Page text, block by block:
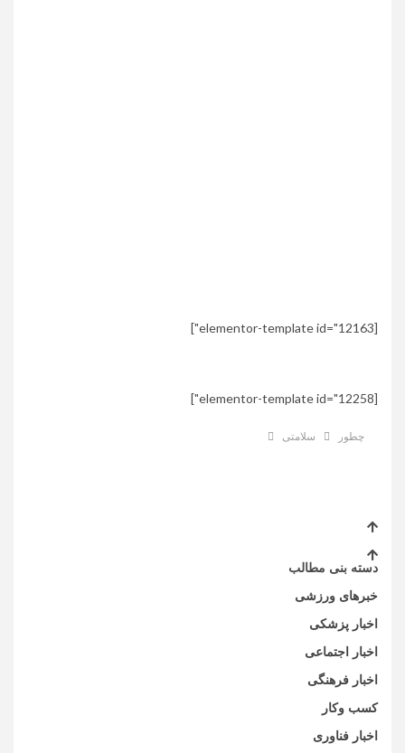
[elementor-template id="12163"]
[elementor-template id="12258"]
چطور سلامتی
دسته بنی مطالب
خبرهای ورزشی
اخبار پزشکی
اخبار اجتماعی
اخبار فرهنگی
کسب وکار
اخبار فناوری